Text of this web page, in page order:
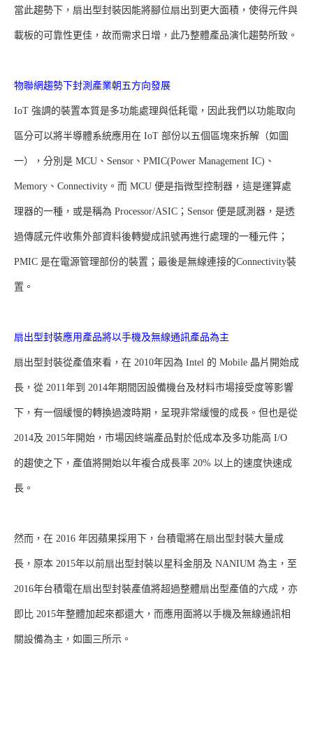
當此趨勢下，扇出型封裝因能將腳位扇出到更大面積，使得元件與
載板的可靠性更佳，故而需求日增，此乃整體產品演化趨勢所致。
物聯網趨勢下封測產業朝五方向發展
IoT 強調的裝置本質是多功能處理與低耗電，因此我們以功能取向
區分可以將半導體系統應用在 IoT 部份以五個區塊來拆解（如圖
一），分別是 MCU、Sensor、PMIC(Power Management IC)、
Memory、Connectivity。而 MCU 便是指微型控制器，這是運算處
理器的一種，或是稱為 Processor/ASIC；Sensor 便是感測器，是透
過傳感元件收集外部資料後轉變成訊號再進行處理的一種元件；
PMIC 是在電源管理部份的裝置；最後是無線連接的Connectivity裝
置。
扇出型封裝應用產品將以手機及無線通訊產品為主
扇出型封裝從產值來看，在 2010年因為 Intel 的 Mobile 晶片開始成
長，從 2011年到 2014年期間因設備機台及材料市場接受度等影響
下，有一個緩慢的轉換過渡時期，呈現非常緩慢的成長。但也是從
2014及 2015年開始，市場因終端產品對於低成本及多功能高 I/O
的趨使之下，產值將開始以年複合成長率 20% 以上的速度快速成
長。
然而，在 2016 年因蘋果採用下，台積電將在扇出型封裝大量成
長，原本 2015年以前扇出型封裝以星科金朋及 NANIUM 為主，至
2016年台積電在扇出型封裝產值將超過整體扇出型產值的六成，亦
即比 2015年整體加起來都還大，而應用面將以手機及無線通訊相
關設備為主，如圖三所示。